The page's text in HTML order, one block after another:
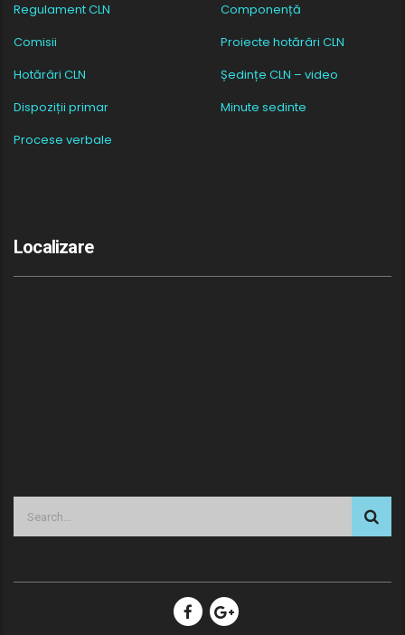
Regulament CLN
Componență
Comisii
Proiecte hotărâri CLN
Hotărâri CLN
Ședințe CLN – video
Dispoziții primar
Minute sedinte
Procese verbale
Localizare